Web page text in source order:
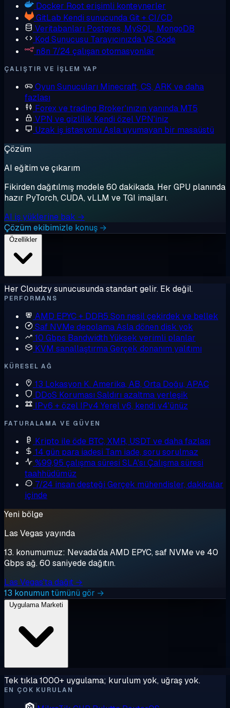
Docker Root erişimli konteynerler
GitLab Kendi sunucunda Git + CI/CD
Veritabanları Postgres, MySQL, MongoDB
Kod Sunucusu Tarayıcınızda VS Code
n8n 7/24 çalışan otomasyonlar
ÇALIŞTIR VE IŞLEM YAP
Oyun Sunucuları Minecraft, CS, ARK ve daha
fazlası
Forex ve trading Broker'ınızın yanında MT5
VPN ve gizlilik Kendi özel VPN'iniz
Uzak iş istasyonu Asla uyumayan bir masaüstü
Çözüm
AI eğitim ve çıkarım
Fikirden dağıtılmış modele 60 dakikada. Her GPU planında
hazır PyTorch, CUDA, vLLM ve TGI imajları.
AI iş yüklerine bak →
Çözüm ekibimizle konuş →
Özellikler
Her Cloudzy sunucusunda standart gelir. Ek değil.
PERFORMANS
AMD EPYC + DDR5 Son nesil çekirdek ve bellek
Saf NVMe depolamaAsla dönen disk yok
10 Gbps Bandwidth Yüksek verimli planlar
KVM sanallaştırmaGerçek donanım yalıtımı
KÜRESEL AĞ
13 Lokasyon K. Amerika, AB, Orta Doğu, APAC
DDoS Koruması Saldırı azaltma yerleşik
IPv6 + özel IPv4 Yerel v6, kendi v4'ünüz
FATURALAMA VE GÜVEN
Kripto ile öde BTC, XMR, USDT ve daha fazlası
14 gün para iadesi Tam iade, soru sorulmaz
%99,95 çalışma süresi SLA'sı Çalışma süresi
taahhüdümüz
7/24 insan desteği Gerçek mühendisler, dakikalar
içinde
Yeni bölge
Las Vegas yayında
13. konumumuz: Nevada'da AMD EPYC, saf NVMe ve 40
Gbps ağ. 60 saniyede dağıtın.
Las Vegas'ta dağıt →
13 konumun tümünü gör →
Tek tıkla 1000+ uygulama; kurulum yok, uğraş yok.
EN ÇOK KURULAN